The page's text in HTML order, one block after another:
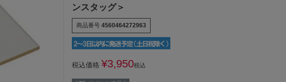
ンスタッグ＞
商品番号 4560464272963
税込価格 ¥3,950税込